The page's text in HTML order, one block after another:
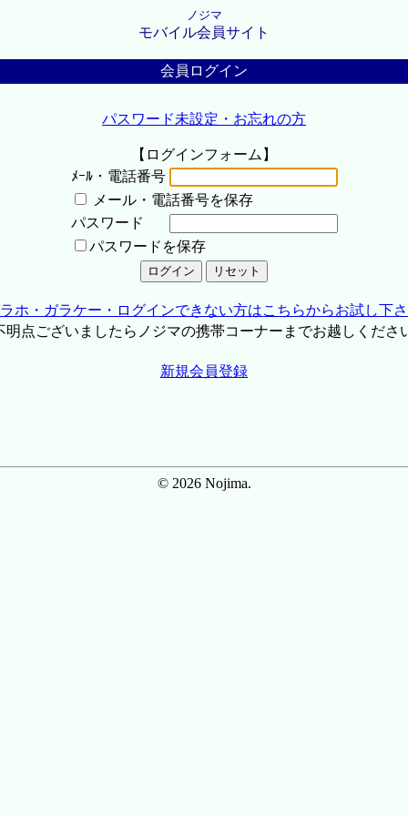
ノジマ
モバイル会員サイト
会員ログイン
パスワード未設定・お忘れの方
【ログインフォーム】
ﾒｰﾙ・電話番号
メール・電話番号を保存
パスワード
パスワードを保存
ホ・ガラケー・ログインできない方はこちらからお試し下
点ございましたらノジマの携帯コーナーまでお越しくださ
新規会員登録
© 2026 Nojima.